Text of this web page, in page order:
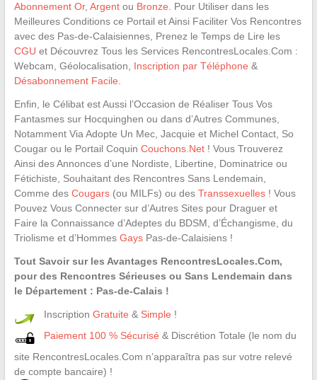
Abonnement Or, Argentou Bronze . Pour Utiliser dans les
Meilleures Conditions ce Portail et Ainsi Faciliter Vos Rencontres
avec des Pas-de-Calaisiennes, Prenez le Temps de Lire les
CGU et Découvrez Tous les Services RencontresLocales.Com :
Webcam, Géolocalisation, Inscription par Téléphone &
Désabonnement Facile
Enfin, le Célibat est Aussi l’Occasion de Réaliser Tous Vos
Fantasmes sur Hocquinghen ou dans d’Autres Communes,
Notamment Via Adopte Un Mec, Jacquie et Michel Contact, So
Cougar ou le Portail Coquin Couchons.Net! Vous Trouverez
Ainsi des Annonces d’une Nordiste, Libertine, Dominatrice ou
Fétichiste, Souhaitant des Rencontres Sans Lendemain,
Comme des Cougars(ou MILFs) ou des Transsexuelles! Vous
Pouvez Vous Connecter sur d’Autres Sites pour Draguer et
Faire la Connaissance d’Adeptes du BDSM, d’Échangisme, du
Triolisme et d’Hommes GaysPas-de-Calaisiens !
Tout Savoir sur les Avantages RencontresLocales.Com,
pour des Rencontres Sérieuses ou Sans Lendemain dans
le Département : Pas-de-Calais !
Inscription Gratuite & Simple !
Paiement 100 % Sécurisé & Discrétion Totale (le nom du
site RencontresLocales.Com n’apparaîtra pas sur votre relevé
de compte bancaire) !